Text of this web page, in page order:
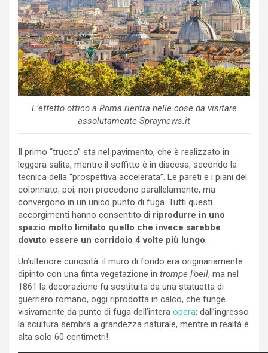
L’effetto ottico a Roma rientra nelle cose da visitare
assolutamente-Spraynews.it
Il primo “trucco” sta nel pavimento, che è realizzato in
leggera salita, mentre il soffitto è in discesa, secondo la
tecnica della “prospettiva accelerata”. Le pareti e i piani del
colonnato, poi, non procedono parallelamente, ma
convergono in un unico punto di fuga. Tutti questi
accorgimenti hanno consentito di riprodurre in uno
spazio molto limitato quello che invece sarebbe
dovuto essere un corridoio 4 volte più lungo.
Un’ulteriore curiosità: il muro di fondo era originariamente
dipinto con una finta vegetazione in trompe l’oeil, ma nel
1861 la decorazione fu sostituita da una statuetta di
guerriero romano, oggi riprodotta in calco, che funge
visivamente da punto di fuga dell’intera opera: dall’ingresso
la scultura sembra a grandezza naturale, mentre in realtà è
alta solo 60 centimetri!